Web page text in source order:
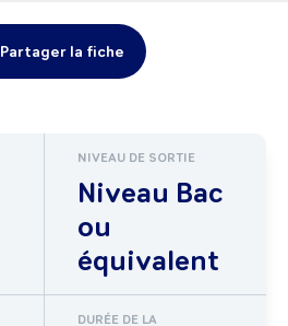
Partager la fiche
NIVEAU DE SORTIE
Niveau Bac
ou
équivalent
DURÉE DE LA